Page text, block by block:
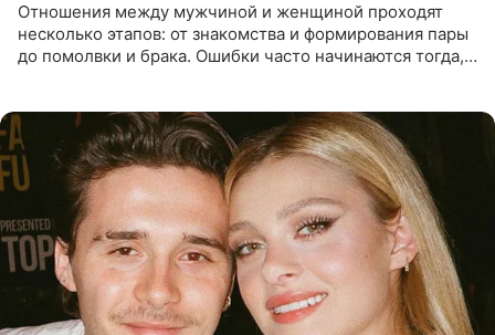
Отношения между мужчиной и женщиной проходят
несколько этапов: от знакомства и формирования пары
до помолвки и брака. Ошибки часто начинаются тогда,